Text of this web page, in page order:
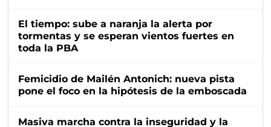
El tiempo: sube a naranja la alerta por
tormentas y se esperan vientos fuertes en
toda la PBA
Femicidio de Mailén Antonich: nueva pista
pone el foco en la hipótesis de la emboscada
Masiva marcha contra la inseguridad y la